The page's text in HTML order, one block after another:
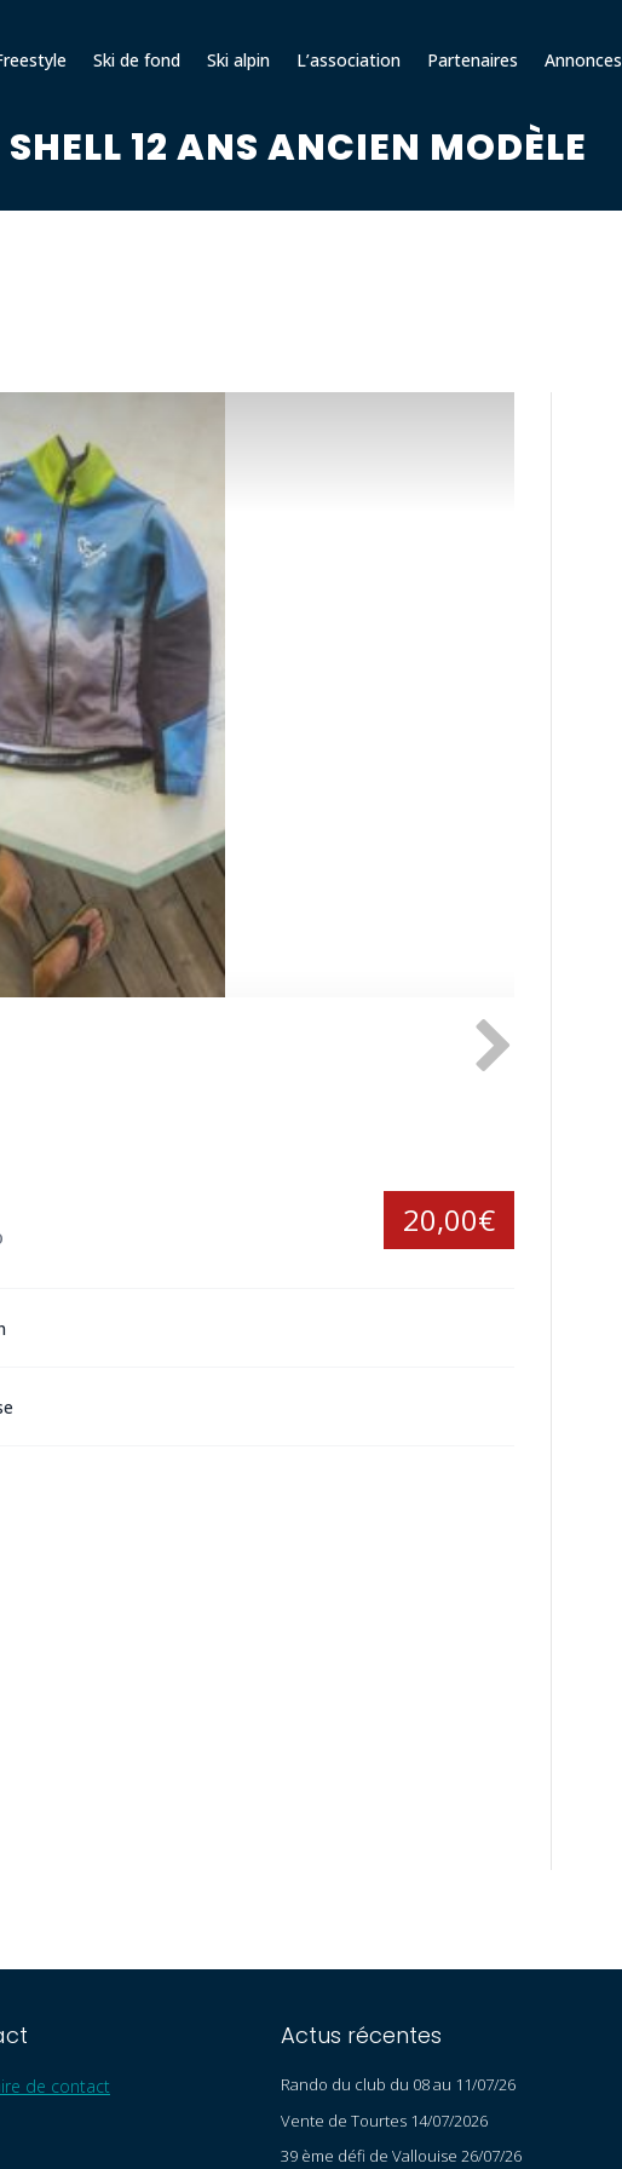
Ski de fond Ski alpin L’association Partenaires Annonces
12 ANS ANCIEN MODÈLE
20,00€
de contact
Actus récentes
Rando du club du 08 au 11/07/26
Vente de Tourtes 14/07/2026
39 ème défi de Vallouise 26/07/26